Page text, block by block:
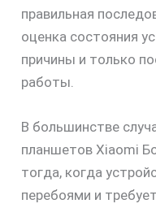
правильная
оценка состояния
причины и только
работы.
В большинстве
планшетов Xiaomi
тогда, когда
перебоями и